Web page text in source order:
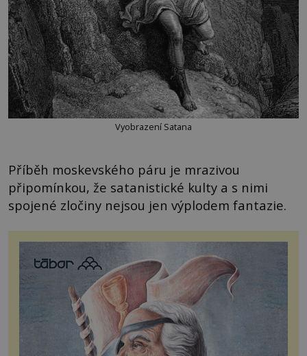
Vyobrazení Satana
Příběh moskevského páru je mrazivou
připomínkou, že satanistické kulty a s nimi
spojené zločiny nejsou jen výplodem fantazie.